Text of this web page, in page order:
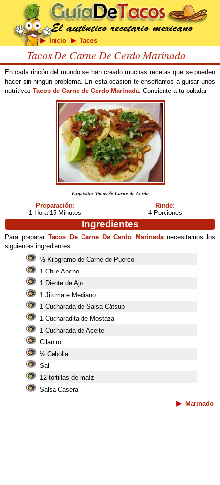
Inicio Tacos
Tacos De Carne De Cerdo Marinada
En cada rincón del mundo se han creado muchas recetas que se pueden
hacer sin ningún problema. En esta ocasión te enseñamos a guisar unos
nutritivos Tacos de Carne de Cerdo Marinada. Consiente a tu paladar
Exquisitos Tacos de Carne de Cerdo
Preparación:
1 Hora 15 Minutos
Rinde:
4 Porciones
Ingredientes
Para prepararTacos De Carne De Cerdo Marinadanecesitamos los
siguientes ingredientes:
½ Kilogramo de Carne de Puerco
1 Chile Ancho
1 Diente de Ajo
1 Jitomate Mediano
1 Cucharada de Salsa Cátsup
1 Cucharadita de Mostaza
1 Cucharada de Aceite
Cilantro
½ Cebolla
Sal
12 tortillas de maíz
Salsa Casera
Marinado